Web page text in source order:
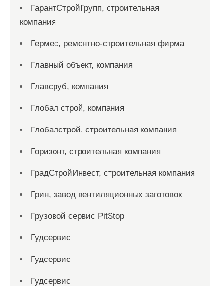
ГарантСтройГрупп, строительная
компания
Гермес, ремонтно-строительная фирма
Главный объект, компания
Главсруб, компания
Глобал строй, компания
Глобалстрой, строительная компания
Горизонт, строительная компания
ГрадСтройИнвест, строительная компания
Грин, завод вентиляционных заготовок
Грузовой сервис PitStop
Гудсервис
Гудсервис
Гудсервис